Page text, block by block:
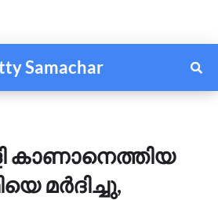
Samachar
കാണാനെത്തിയ
മർദിച്ചു,